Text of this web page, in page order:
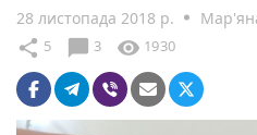
28 листопада 2018 р.
share 5 chat_bubble 3 visibility 1930